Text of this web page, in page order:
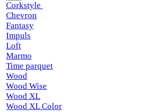
Corkstyle
Chevron
Fantasy
Impuls
Loft
Marmo
Time parquet
Wood
Wood Wise
Wood XL
Wood XL Color